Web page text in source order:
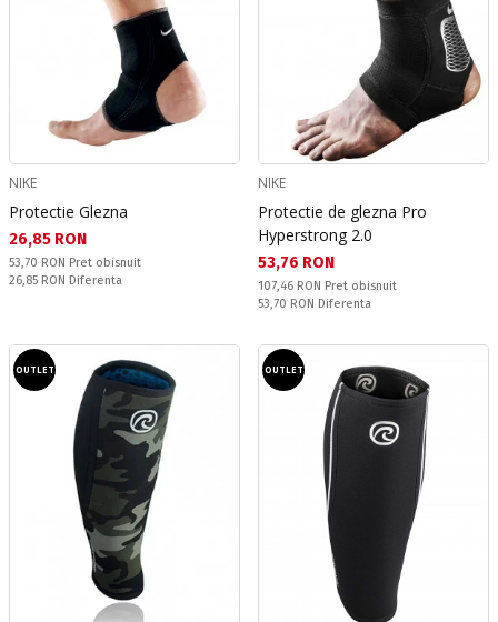
NIKE
Protectie Glezna
Текуща цена:
26,85 RON
Pret obisnuit:
53,70 RON Pret obisnuit
Спестявате:
26,85 RON Diferenta
NIKE
Protectie de glezna Pro
Hyperstrong 2.0
Текуща цена:
53,76 RON
Pret obisnuit:
107,46 RON Pret obisnuit
Спестявате:
53,70 RON Diferenta
OUTLET OUTLET